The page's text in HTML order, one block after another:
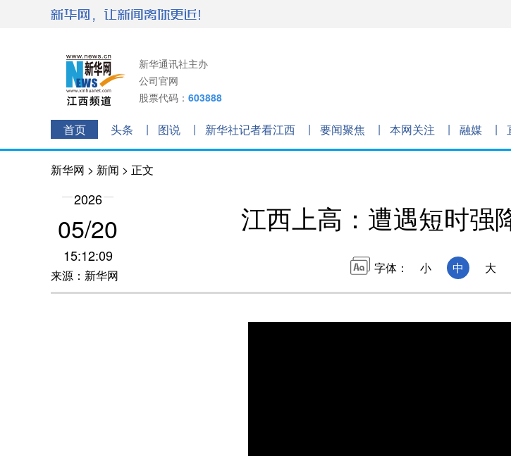
新华通讯社主办
公司官网
股票代码： 603888
首页 头条 图说 新华社记者看江西 要闻聚焦 本网关注 融媒
新华网 > 新闻 > 正文
2026
05/20
15:12:09
来源：新华网
江西上高：遭遇短时强
字体： 小 中 大